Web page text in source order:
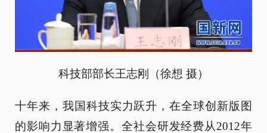
科技部部长王志刚（徐想 摄）
十年来，我国科技实力跃升，在全球创新版图
的影响力显著增强。全社会研发经费从2012年